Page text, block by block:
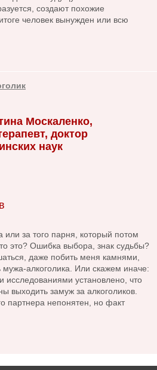
создают похожие
человек вынужден или всю
Москаленко,
доктор
наук
или за того парня, который потом
это? Ошибка выбора, знак судьбы?
даже побить меня камнями,
мужа-алкоголика. Или скажем иначе:
исследованиями установлено, что
выходить замуж за алкоголиков.
партнера непонятен, но факт